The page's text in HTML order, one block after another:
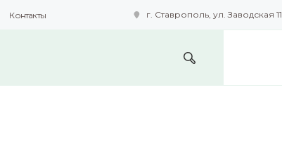
Контакты г. Ставрополь, ул. Заводская 11
для получения данных с целью сбора статистики,